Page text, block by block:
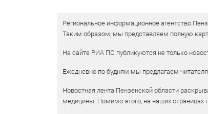
Региональное информационное агентство
Таким образом, мы представляем полную
На сайте РИА ПО публикуются не только
Ежедневно по будням мы предлагаем
Новостная лента Пензенской области
медицины. Помимо этого, на наших страницах